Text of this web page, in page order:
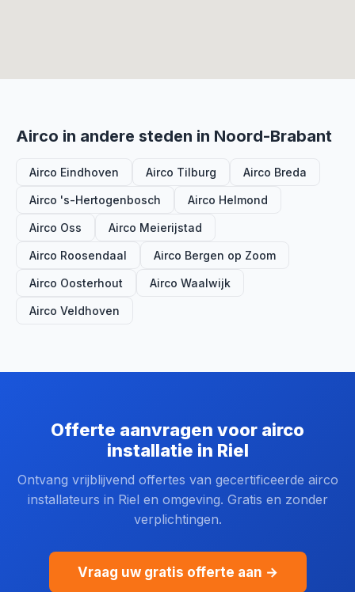
Airco in andere steden in Noord-Brabant
Airco Eindhoven Airco Tilburg Airco Breda
Airco 's-Hertogenbosch Airco Helmond
Airco Oss Airco Meierijstad
Airco Roosendaal Airco Bergen op Zoom
Airco Oosterhout Airco Waalwijk
Airco Veldhoven
Offerte aanvragen voor airco
installatie in Riel
Ontvang vrijblijvend offertes van gecertificeerde airco
installateurs in Riel en omgeving. Gratis en zonder
verplichtingen.
Vraag uw gratis offerte aan →